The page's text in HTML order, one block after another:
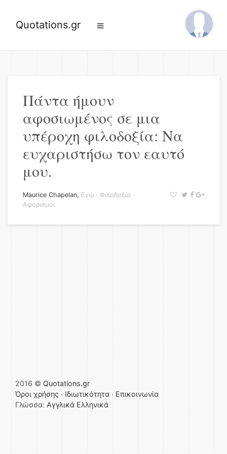
Quotations.gr
Πάντα ήμουν
αφοσιωμένος σε μια
υπέροχη φιλοδοξία: Να
ευχαριστήσω τον εαυτό
μου.
Maurice Chapelan, Εγώ · Φιλοδοξία ·
Αφορισμοί
2016 © Quotations.gr
Όροι χρήσης · Ιδιωτικότητα · Επικοινωνία
Γλώσσα: Αγγλικά Ελληνικά